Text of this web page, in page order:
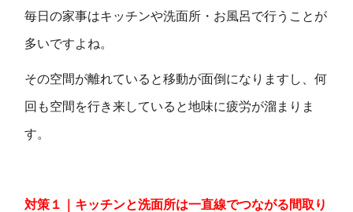
毎日の家事はキッチンや洗面所・お風呂で行うことが
多いですよね。
その空間が離れていると移動が面倒になりますし、何
回も空間を行き来していると地味に疲労が溜まりま
す。
対策１｜キッチンと洗面所は一直線でつながる間取り